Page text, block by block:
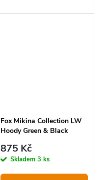
Fox Mikina Collection LW
Hoody Green & Black
875 Kč
Skladem 3 ks